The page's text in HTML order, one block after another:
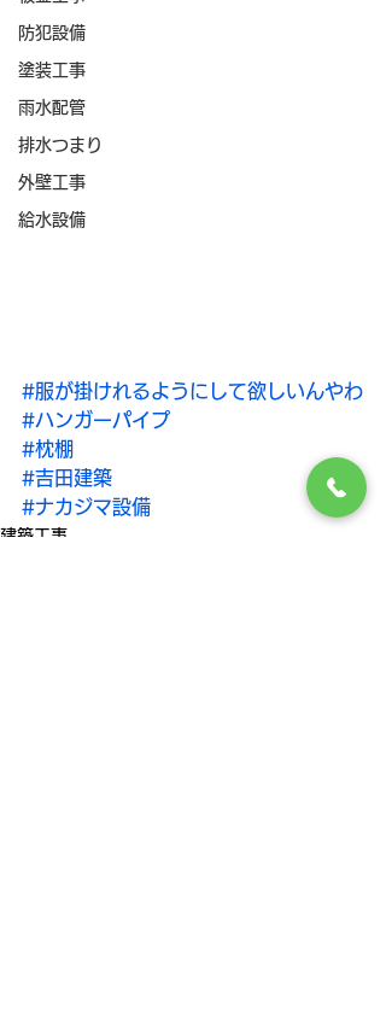
防犯設備
塗装工事
雨水配管
排水つまり
外壁工事
給水設備
#服が掛けれるようにして欲しいんやわ
#ハンガーパイプ
#枕棚
#吉田建築
#ナカジマ設備
建築工事